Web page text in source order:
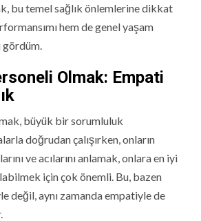
bu temel sağlık önlemlerine dikkat
hem de genel yaşam
gördüm.
Olmak: Empati
büyük bir sorumluluk
doğrudan çalışırken, onların
ve acılarını anlamak, onlara en iyi
için çok önemli. Bu, bazen
değil, aynı zamanda empatiyle de